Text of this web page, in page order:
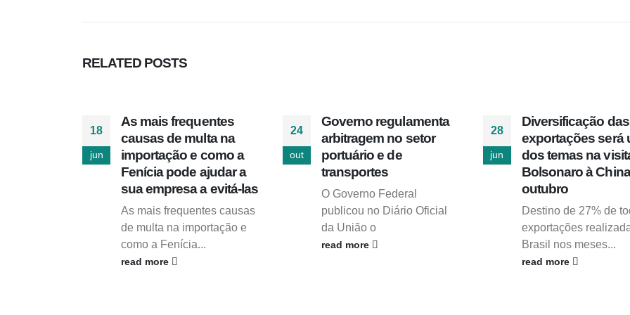
RELATED POSTS
18
jun
As mais frequentes
causas de multa na
importação e como a
Fenícia pode ajudar a
sua empresa a evitá-las
As mais frequentes causas
de multa na importação e
como a Fenícia...
read more
24
out
Governo regulamenta
arbitragem no setor
portuário e de
transportes
O Governo Federal
publicou no Diário Oficial
da União o
read more
28
jun
Diversificação das
exportações será
dos temas na
Bolsonaro à
outubro
Destino de 27% de
exportações
Brasil nos meses...
read more